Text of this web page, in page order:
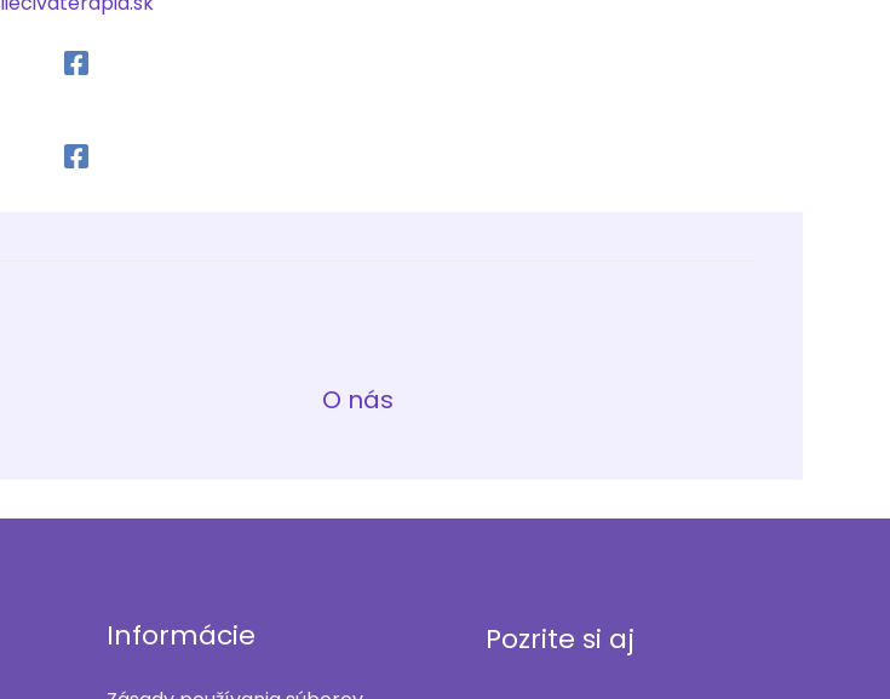
O nás
Informácie Pozrite si aj